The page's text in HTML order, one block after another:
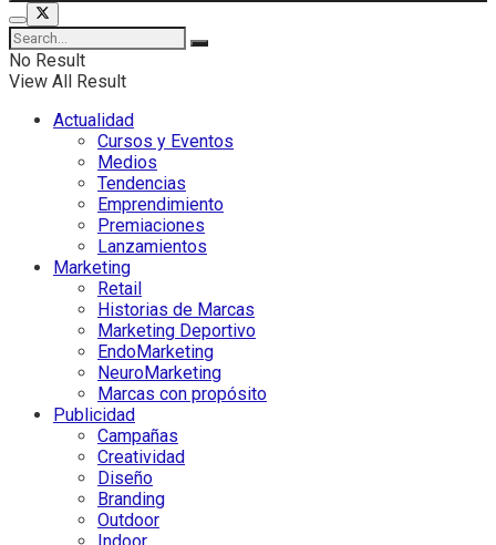
No Result
View All Result
Actualidad
Cursos y Eventos
Medios
Tendencias
Emprendimiento
Premiaciones
Lanzamientos
Marketing
Retail
Historias de Marcas
Marketing Deportivo
EndoMarketing
NeuroMarketing
Marcas con propósito
Publicidad
Campañas
Creatividad
Diseño
Branding
Outdoor